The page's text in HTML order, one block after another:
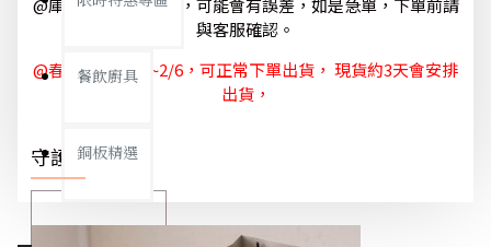
餐飲廚具
銅板精選
與客服確認。
@春節休節 1/29~2/6，可正常下單出貨， 現貨約3天會安排
出貨，
守護你我